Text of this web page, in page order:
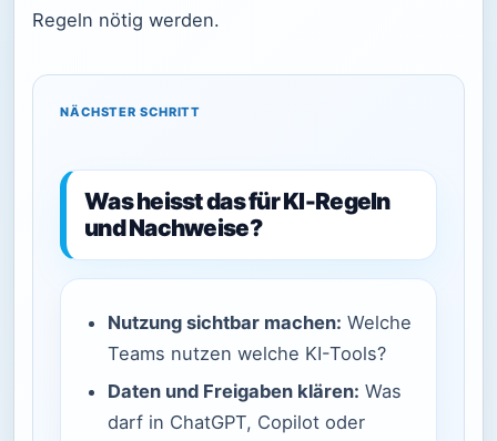
Regeln nötig werden.
NÄCHSTER SCHRITT
Was heisst das für KI-Regeln
und Nachweise?
Nutzung sichtbar machen: Welche
Teams nutzen welche KI-Tools?
Daten und Freigaben klären: Was
darf in ChatGPT, Copilot oder